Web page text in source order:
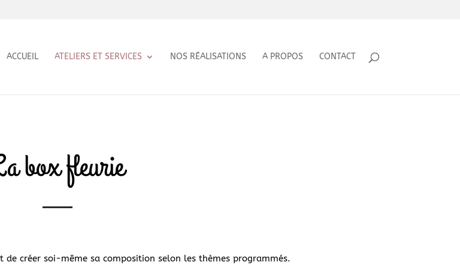
ACCUEIL ATELIERS ET SERVICES NOS RÉALISATIONS A PROPOS CONTACT
box fleurie
de créer soi-même sa composition selon les thèmes programmés.